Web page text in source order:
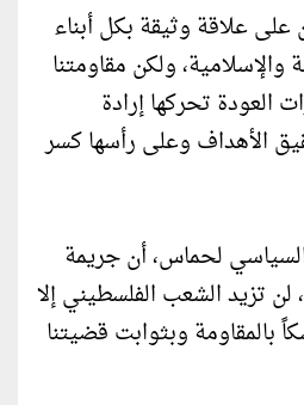
على علاقة وثيقة بكل أبناء
والإسلامية، ولكن مقاومتنا
العودة تحركها إرادة
الأهداف وعلى رأسها كسر
لحماس، أن جريمة
لن تزيد الشعب الفلسطيني إلا
بالمقاومة وبثوابت قضيتنا